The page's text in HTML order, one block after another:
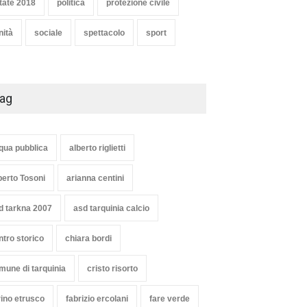
2018 politica protezione civile
sociale spettacolo sport
pubblica alberto riglietti
Tosoni arianna centini
tarkna 2007 asd tarquinia calcio
storico chiara bordi
di tarquinia cristo risorto
etrusco fabrizio ercolani fare verde